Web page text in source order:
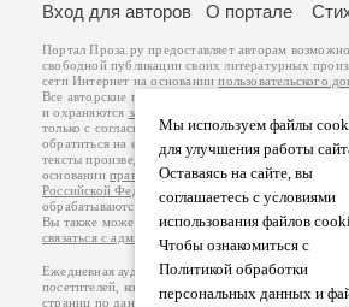
Мы используем файлы
для улучшения работы
Оставаясь на сайте, вы
соглашаетесь с условиями
использования файлов
Чтобы ознакомиться с
Политикой обработки
персональных данных и
Вход для авторов
О портале
Портал Проза.ру предоставляет авторам
свободной публикации своих литературных
сети Интернет на основаниипользовательского
Все авторские права на произведения принадлежат
и охраняются законом
. Перепечатка
только с согласия его автора, к которому вы
обратиться на его авторской странице.
тексты произведений авторы несут самостоятельно
основанииправил публикацииизаконодательства
Российской Федерации
обрабатываются на основанииПолитики
Вы также можете посмотреть более подробную
связаться с администрацией
Ежедневная аудитория портала Проза.ру –
посетителей, которые в общей сумме
страниц по данным счетчика посещаемости,